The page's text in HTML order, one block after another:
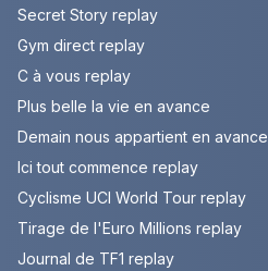
Secret Story replay
Gym direct replay
C à vous replay
Plus belle la vie en avance
Demain nous appartient en avance
Ici tout commence replay
Cyclisme UCI World Tour replay
Tirage de l'Euro Millions replay
Journal de TF1 replay